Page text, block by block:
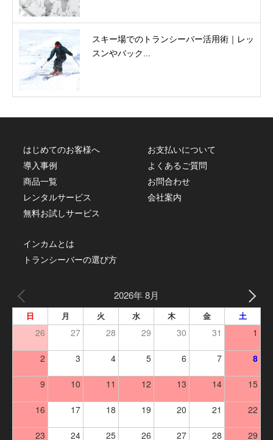
スキー場でのトランシーバー活用術｜レッ
スンやバック...
はじめてのお客様へ
導入事例
商品一覧
レンタルサービス
無料お試しサービス
お支払いについて
よくあるご質問
お問合わせ
会社案内
インカムとは
トランシーバーの選び方
2026年 8月
日 月 火 水 木 金 土
26 27 28 29 30 31 1
2 3 4 5 6 7 8
9 10 11 12 13 14 15
16 17 18 19 20 21 22
23 24 25 26 27 28 29